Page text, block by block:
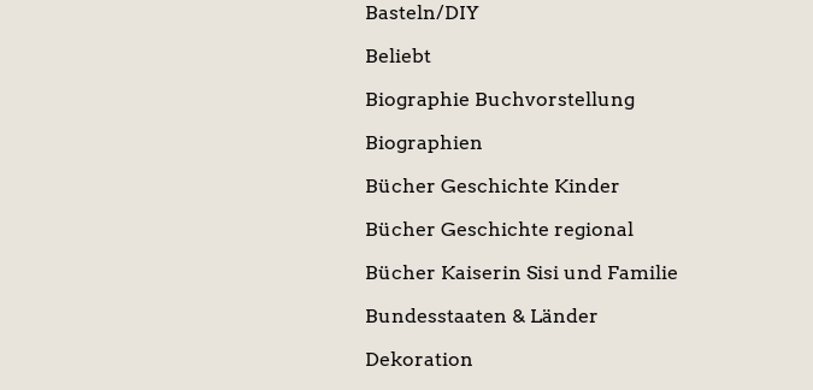
Basteln/DIY
Beliebt
Biographie Buchvorstellung
Biographien
Bücher Geschichte Kinder
Bücher Geschichte regional
Bücher Kaiserin Sisi und Familie
Bundesstaaten & Länder
Dekoration